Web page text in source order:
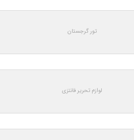
تور گرجستان
لوازم تحریر فانتزی